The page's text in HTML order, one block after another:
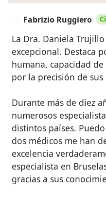
Fabrizio Ruggiero
La Dra. Daniela
excepcional. Destaca
humana, capacidad
por la precisión de
Durante más de diez
numerosos
distintos países.
dos médicos me han
excelencia
especialista en
gracias a sus